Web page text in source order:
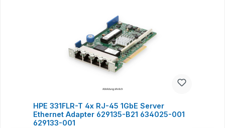
HPE 331FLR-T 4x RJ-45 1GbE Server
Ethernet Adapter 629135-B21 634025-001
629133-001